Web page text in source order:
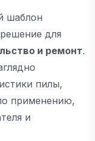
шаблон
для
и ремонт.
пилы,
применению,
и